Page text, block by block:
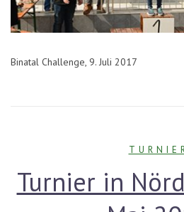
Binatal Challenge, 9. Juli 2017
Turnier in